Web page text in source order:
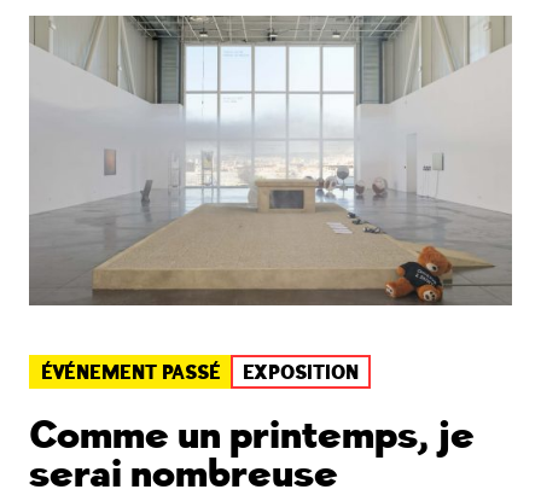
ÉVÉNEMENT PASSÉ EXPOSITION
Comme un printemps, je
serai nombreuse